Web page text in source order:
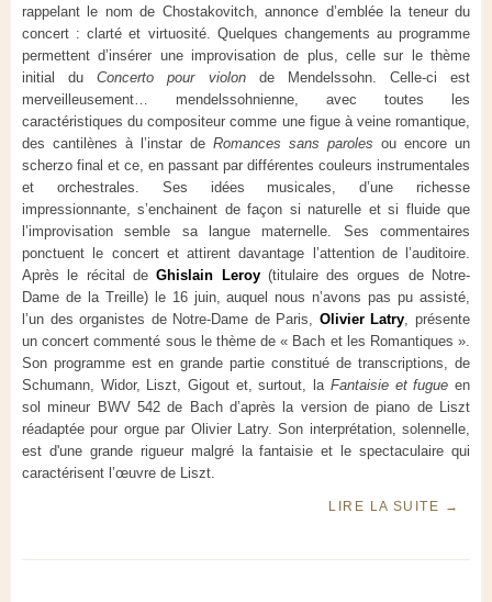
rappelant le nom de Chostakovitch, annonce d’emblée la teneur du
concert : clarté et virtuosité. Quelques changements au programme
permettent d’insérer une improvisation de plus, celle sur le thème
initial duConcerto pour violonde Mendelssohn. Celle-ci est
merveilleusement… mendelssohnienne, avec toutes les
caractéristiques du compositeur comme une figue à veine romantique,
des cantilènes à l’instar de Romances sans paroles ou encore un
scherzo final et ce, en passant par différentes couleurs instrumentales
et orchestrales. Ses idées musicales, d’une richesse
impressionnante, s’enchainent de façon si naturelle et si fluide que
l’improvisation semble sa langue maternelle. Ses commentaires
ponctuent le concert et attirent davantage l’attention de l’auditoire.
Après le récital deGhislain Leroy(titulaire des orgues de Notre-
Dame de la Treille) le 16 juin, auquel nous n’avons pas pu assisté,
l’un des organistes de Notre-Dame de Paris, Olivier Latry, présente
un concert commenté sous le thème de « Bach et les Romantiques ».
Son programme est en grande partie constitué de transcriptions, de
Schumann, Widor, Liszt, Gigout et, surtout, la Fantaisie et fugue en
sol mineur BWV 542 de Bach d’après la version de piano de Liszt
réadaptée pour orgue par Olivier Latry. Son interprétation, solennelle,
est d'une grande rigueur malgré la fantaisie et le spectaculaire qui
caractérisent l’œuvre de Liszt.
LIRE LA SUITE →